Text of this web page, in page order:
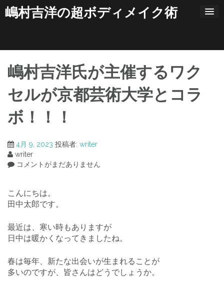
ン嶋村吉洋の超ボディメイク術
嶋村吉洋氏が主催するワク
セルが京都芸術大学とコラ
ボ！！！
4月 9, 2023 投稿者: writer
writer
コメントがまだありません
こんにちは。
田中太郎です。
最近は、寒い時もありますが
日中は暖かくなってきましたね。
春は毎年、新たな出会いが生まれることが
多いのですが、皆さんはどうでしょうか。